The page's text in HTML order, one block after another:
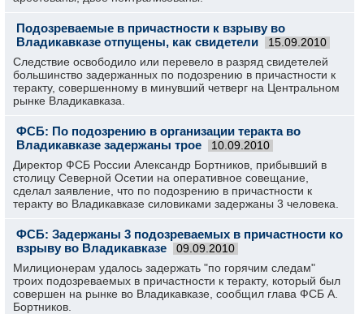
Подозреваемые в причастности к взрыву во
Владикавказе отпущены, как свидетели
15.09.2010
Следствие освободило или перевело в разряд свидетелей
большинство задержанных по подозрению в причастности к
теракту, совершенному в минувший четверг на Центральном
рынке Владикавказа.
ФСБ: По подозрению в организации теракта во
Владикавказе задержаны трое
10.09.2010
Директор ФСБ России Александр Бортников, прибывший в
столицу Северной Осетии на оперативное совещание,
сделал заявление, что по подозрению в причастности к
теракту во Владикавказе силовиками задержаны 3 человека.
ФСБ: Задержаны 3 подозреваемых в причастности ко
взрыву во Владикавказе
09.09.2010
Милиционерам удалось задержать "по горячим следам"
троих подозреваемых в причастности к теракту, который был
совершен на рынке во Владикавказе, сообщил глава ФСБ А.
Бортников.